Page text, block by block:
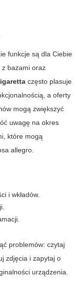
funkcje są dla Ciebie
z bazami oraz
często plasuje
a oferty
mogą zwiększyć
uwagę na okres
które mogą
allegro.
i wkładów.
problemów: czytaj
zdjęcia i zapytaj o
urządzenia.